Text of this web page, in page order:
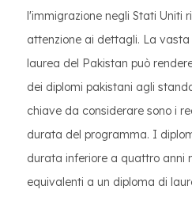
l'immigrazione negli Stati Uniti
attenzione ai dettagli. La
laurea del Pakistan può
dei diplomi pakistani agli
chiave da considerare sono i
durata del programma. I
durata inferiore a quattro anni
equivalenti a un diploma di